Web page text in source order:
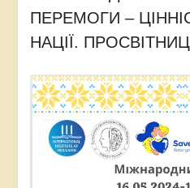
ПЕРЕМОГИ –
НАЦІЇ.